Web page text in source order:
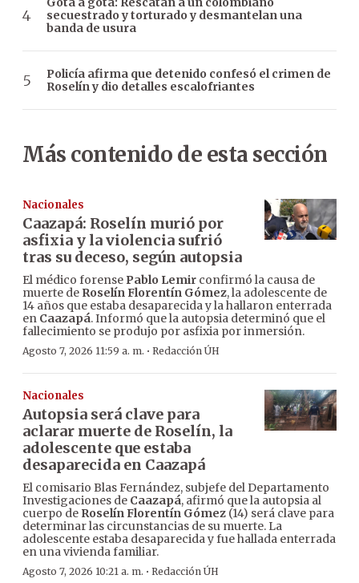
secuestrado y torturado y desmantelan una
banda de usura
Policía afirma que detenido confesó el crimen de
Roselín y dio detalles escalofriantes
Más contenido de esta sección
Nacionales
Caazapá: Roselín murió por
asfixia y la violencia sufrió
tras su deceso, según autopsia
El médico forense Pablo Lemir confirmó la causa de
muerte de Roselín Florentín Gómez, la adolescente de
14 años que estaba desaparecida y la hallaron enterrada
en Caazapá. Informó que la autopsia determinó que el
fallecimiento se produjo por asfixia por inmersión.
Agosto 7, 2026 11:59 a. m. · Redacción ÚH
Nacionales
Autopsia será clave para
aclarar muerte de Roselín, la
adolescente que estaba
desaparecida en Caazapá
El comisario Blas Fernández, subjefe del Departamento
Investigaciones de Caazapá, afirmó que la autopsia al
cuerpo de Roselín Florentín Gómez (14) será clave para
determinar las circunstancias de su muerte. La
adolescente estaba desaparecida y fue hallada enterrada
en una vivienda familiar.
Agosto 7, 2026 10:21 a. m. · Redacción ÚH